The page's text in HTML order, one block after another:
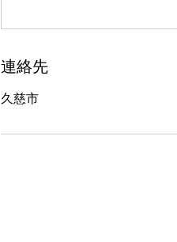
連絡先
久慈市